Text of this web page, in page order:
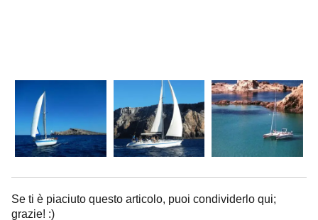
Se ti è piaciuto questo articolo, puoi condividerlo qui;
grazie! :)